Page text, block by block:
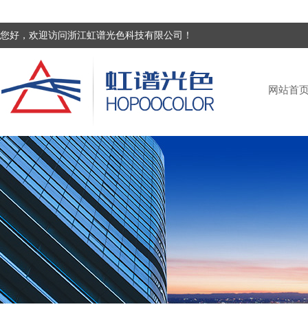
您好，欢迎访问浙江虹谱光色科技有限公司！
网站首